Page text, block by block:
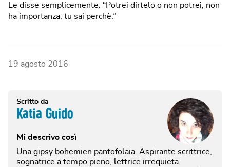
Le disse semplicemente: “Potrei dirtelo o non potrei, non
ha importanza, tu sai perchè.”
19 agosto 2016
Scritto da
Katia Guido
Mi descrivo così
Una gipsy bohemien pantofolaia. Aspirante scrittrice,
sognatrice a tempo pieno, lettrice irrequieta.